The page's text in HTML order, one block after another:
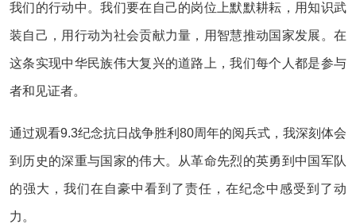
我们的行动中。我们要在自己的岗位上默默耕耘，用知识武
装自己，用行动为社会贡献力量，用智慧推动国家发展。在
这条实现中华民族伟大复兴的道路上，我们每个人都是参与
者和见证者。
通过观看9.3纪念抗日战争胜利80周年的阅兵式，我深刻体会
到历史的深重与国家的伟大。从革命先烈的英勇到中国军队
的强大，我们在自豪中看到了责任，在纪念中感受到了动
力。